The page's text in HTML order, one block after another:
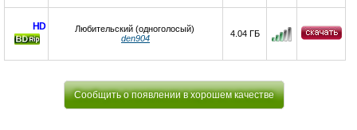
HD
Любительский (одноголосый)
den904
4.04 ГБ
Сообщить о появлении в хорошем качестве